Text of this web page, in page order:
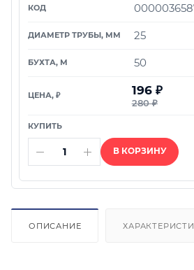
25
50
196₽
280₽
В КОРЗИНУ
ОПИСАНИЕ